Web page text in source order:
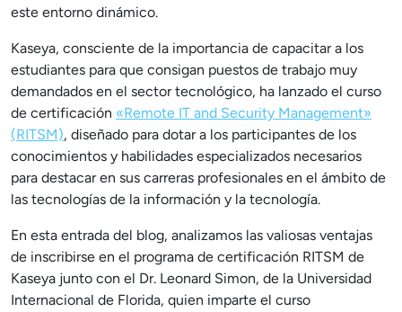
este entorno dinámico.
Kaseya, consciente de la importancia de capacitar a los
estudiantes para que consigan puestos de trabajo muy
demandados en el sector tecnológico, ha lanzado el curso
de certificación «Remote IT and Security Management»
(RITSM), diseñado para dotar a los participantes de los
conocimientos y habilidades especializados necesarios
para destacar en sus carreras profesionales en el ámbito de
las tecnologías de la información y la tecnología.
En esta entrada del blog, analizamos las valiosas ventajas
de inscribirse en el programa de certificación RITSM de
Kaseya junto con el Dr. Leonard Simon, de la Universidad
Internacional de Florida, quien imparte el curso